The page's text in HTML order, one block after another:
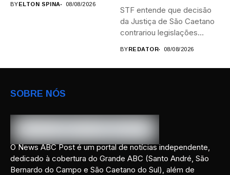
BYELTON SPINA 08/08/2026
STF entende que decisão
da Justiça de São Caetano
contrariou legislações
BYREDATOR 08/08/2026
SOBRE NÓS
O News ABC Post é um portal de notícias independente,
dedicado à cobertura do Grande ABC (Santo André, São
Bernardo do Campo e São Caetano do Sul), além de